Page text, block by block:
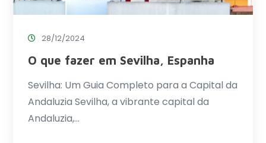
28/12/2024
O que fazer em Sevilha, Espanha
Sevilha: Um Guia Completo para a Capital da
Andaluzia Sevilha, a vibrante capital da
Andaluzia,…